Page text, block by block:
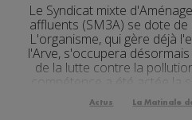
Le Syndicat mixte
affluents (SM3A) se dote
L'organisme, qui gère déjà
l'Arve, s'occupera
de la lutte contre la
compétence a été actée la
élus, à l'occasion de la
Actus La Matinale